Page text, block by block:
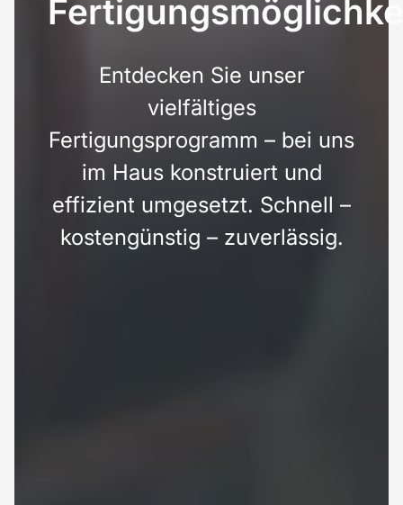
Entdecken Sie unser
vielfältiges
Fertigungsprogramm – bei uns
im Haus konstruiert und
effizient umgesetzt. Schnell –
kostengünstig – zuverlässig.